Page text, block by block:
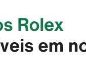
Rolex
em